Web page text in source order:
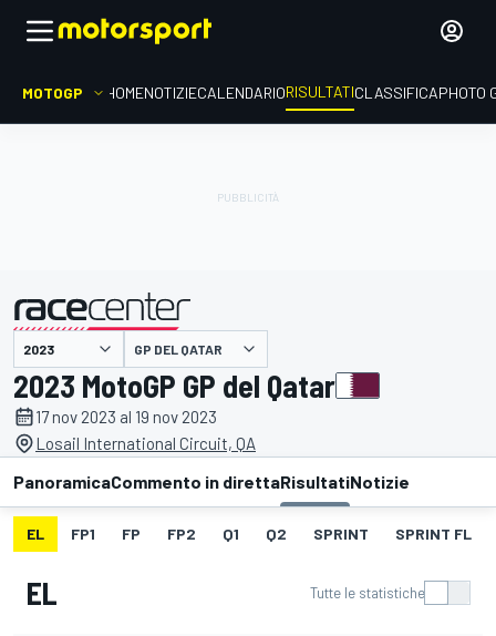
MOTOGP HOMENOTIZIECALENDARIORISULTATICLASSIFICAPHOTO
presentato da GP DEL QATAR
2023 MotoGP GP del Qatar
17 nov 2023 al 19 nov 2023
Losail International Circuit, QA
PanoramicaCommento in direttaRisultatiNotizie
EL FP1 FP FP2 Q1 Q2 SPRINT SPRINT FL
EL Tutte le statistiche